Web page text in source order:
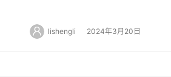
lishengli 2024年3月20日